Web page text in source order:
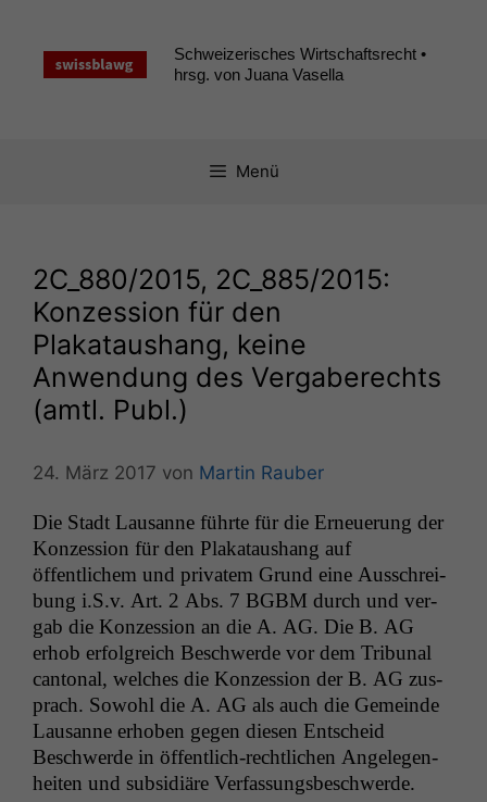
springen
Schweizerisches Wirtschaftsrecht •
hrsg. von Juana Vasella
Menü
2C_880/2015, 2C_885/2015:
Konzession für den
Plakataushang, keine
Anwendung des Vergaberechts
(amtl. Publ.)
24. März 2017 von Martin Rauber
Die Stadt Lau­sanne führte für die Erneuerung der
Konzes­sion für den Plakataushang auf
öffentlichem und pri­vatem Grund eine Auss­chrei­
bung i.S.v. Art. 2 Abs. 7 BGBM durch und ver­
gab die Konzes­sion an die A. AG. Die B. AG
erhob erfol­gre­ich Beschw­erde vor dem Tri­bunal
can­ton­al, welch­es die Konzes­sion der B. AG zus­
prach. Sowohl die A. AG als auch die Gemeinde
Lau­sanne erhoben gegen diesen Entscheid
Beschw­erde in öffentlich-rechtlichen Angele­gen­
heit­en und sub­sidiäre Verfassungsbeschwerde.